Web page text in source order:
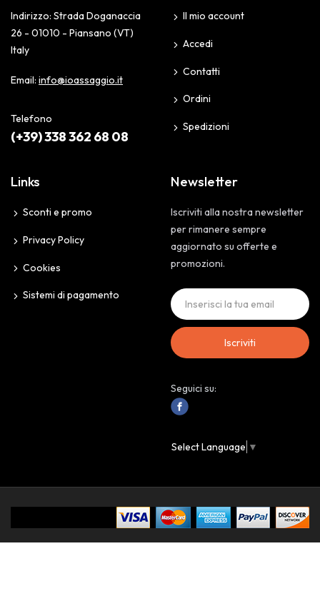
Indirizzo: Strada Doganaccia
26 - 01010 - Piansano (VT)
Italy
Email: info@ioassaggio.it
Telefono
(+39) 338 362 68 08
Il mio account
Accedi
Contatti
Ordini
Spedizioni
Links
Sconti e promo
Privacy Policy
Cookies
Sistemi di pagamento
Newsletter
Iscriviti alla nostra newsletter
per rimanere sempre
aggiornato su offerte e
promozioni.
Iscriviti
Seguici su:
Select Language ▼
IoAssaggio.it © 2024 Personal Store. All Rights Reserved